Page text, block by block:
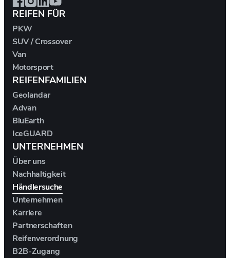
REIFEN FÜR
PKW
SUV / Crossover
Van
Motorsport
REIFENFAMILIEN
Geolandar
Advan
BluEarth
IceGUARD
UNTERNEHMEN
Über uns
Nachhaltigkeit
Händlersuche
Unternehmen
Karriere
Partnerschaften
Reifenverordnung
B2B-Zugang
AUDI
AUSTIN
AUVERLAND
AVATR
BENTLEY
BERTONE
BMW
BORGWARD
BOVENSIEPEN